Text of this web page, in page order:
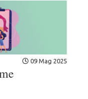
09 Mag 2025